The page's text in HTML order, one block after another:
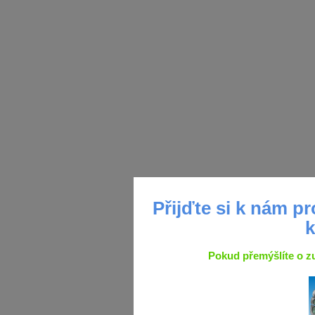
Přijďte si k nám
Pokud přemýšlíte o